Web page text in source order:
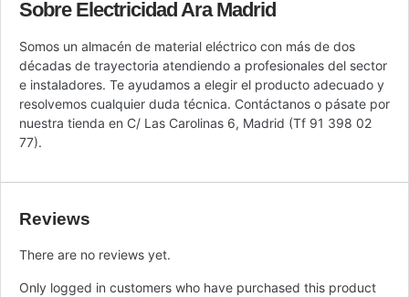
Sobre Electricidad Ara Madrid
Somos un almacén de material eléctrico con más de dos
décadas de trayectoria atendiendo a profesionales del sector
e instaladores. Te ayudamos a elegir el producto adecuado y
resolvemos cualquier duda técnica. Contáctanos o pásate por
nuestra tienda en C/ Las Carolinas 6, Madrid (Tf 91 398 02
77).
Reviews
There are no reviews yet.
Only logged in customers who have purchased this product